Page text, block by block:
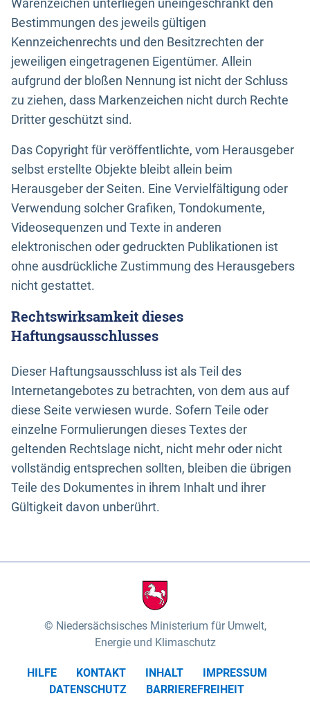
Warenzeichen unterliegen uneingeschränkt den
Bestimmungen des jeweils gültigen
Kennzeichenrechts und den Besitzrechten der
jeweiligen eingetragenen Eigentümer. Allein
aufgrund der bloßen Nennung ist nicht der Schluss
zu ziehen, dass Markenzeichen nicht durch Rechte
Dritter geschützt sind.
Das Copyright für veröffentlichte, vom Herausgeber
selbst erstellte Objekte bleibt allein beim
Herausgeber der Seiten. Eine Vervielfältigung oder
Verwendung solcher Grafiken, Tondokumente,
Videosequenzen und Texte in anderen
elektronischen oder gedruckten Publikationen ist
ohne ausdrückliche Zustimmung des Herausgebers
nicht gestattet.
Rechtswirksamkeit dieses
Haftungsausschlusses
Dieser Haftungsausschluss ist als Teil des
Internetangebotes zu betrachten, von dem aus auf
diese Seite verwiesen wurde. Sofern Teile oder
einzelne Formulierungen dieses Textes der
geltenden Rechtslage nicht, nicht mehr oder nicht
vollständig entsprechen sollten, bleiben die übrigen
Teile des Dokumentes in ihrem Inhalt und ihrer
Gültigkeit davon unberührt.
Niedersächsisches Ministerium für Umwelt,
Energie und Klimaschutz
HILFE KONTAKT INHALT
IMPRESSUM
DATENSCHUTZ
BARRIEREFREIHEIT